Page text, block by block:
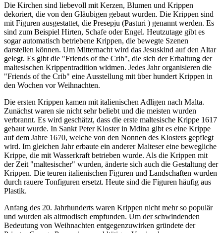
Die Kirchen sind liebevoll mit Kerzen, Blumen und Krippen
dekoriert, die von den Gläubigen gebaut wurden. Die Krippen sind
mit Figuren ausgestattet, die Presepju (Pasturi ) genannt werden. Es
sind zum Beispiel Hirten, Schafe oder Engel. Heutzutage gibt es
sogar automatisch betriebene Krippen, die bewegte Szenen
darstellen können. Um Mitternacht wird das Jesuskind auf den Altar
gelegt. Es gibt die "Friends of the Crib", die sich der Erhaltung der
maltesischen Krippentradition widmen. Jedes Jahr organisieren die
"Friends of the Crib" eine Ausstellung mit über hundert Krippen in
den Wochen vor Weihnachten.
Die ersten Krippen kamen mit italienischen Adligen nach Malta.
Zunächst waren sie nicht sehr beliebt und die meisten wurden
verbrannt. Es wird geschätzt, dass die erste maltesische Krippe 1617
gebaut wurde. In Sankt Peter Kloster in Mdina gibt es eine Krippe
auf dem Jahre 1670, welche von den Nonnen des Klosters gepflegt
wird. Im gleichen Jahr erbaute ein anderer Malteser eine bewegliche
Krippe, die mit Wasserkraft betrieben wurde. Als die Krippen mit
der Zeit "maltesischer" wurden, änderte sich auch die Gestaltung der
Krippen. Die teuren italienischen Figuren und Landschaften wurden
durch rauere Tonfiguren ersetzt. Heute sind die Figuren häufig aus
Plastik.
Anfang des 20. Jahrhunderts waren Krippen nicht mehr so populär
und wurden als altmodisch empfunden. Um der schwindenden
Bedeutung von Weihnachten entgegenzuwirken gründete der